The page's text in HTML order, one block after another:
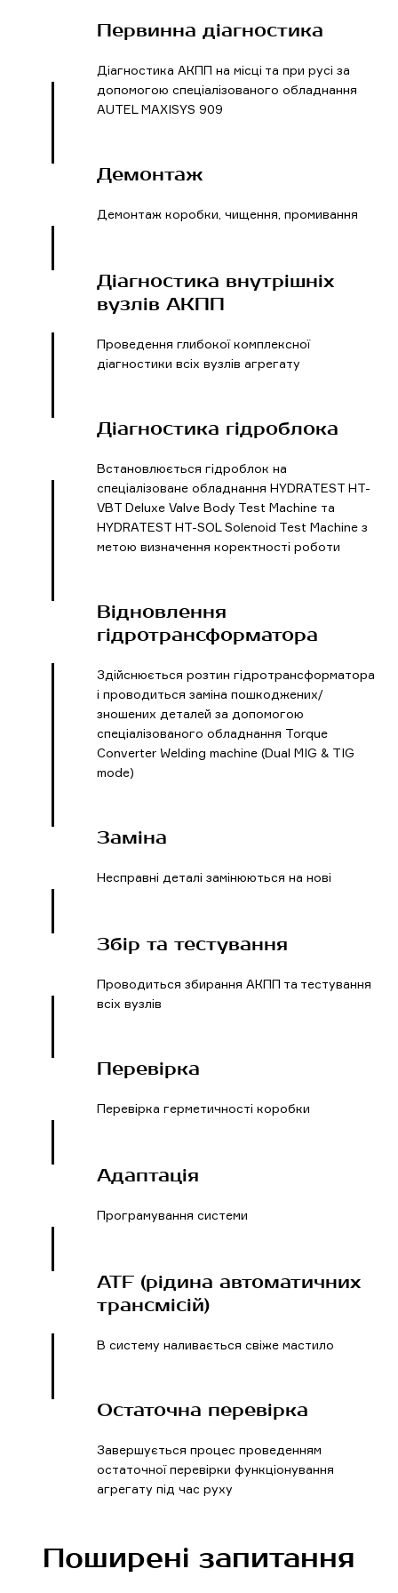
Первинна діагностика
Діагностика АКПП на місці та при русі за
допомогою спеціалізованого обладнання
AUTEL MAXISYS 909
Демонтаж
Демонтаж коробки, чищення, промивання
Діагностика внутрішніх
вузлів АКПП
Проведення глибокої комплексної
діагностики всіх вузлів агрегату
Діагностика гідроблока
Встановлюється гідроблок на
спеціалізоване обладнання HYDRATEST HT-
VBT Deluxe Valve Body Test Machine та
HYDRATEST HT-SOL Solenoid Test Machine з
метою визначення коректності роботи
Відновлення
гідротрансформатора
Здійснюється розтин гідротрансформатора
і проводиться заміна пошкоджених/
зношених деталей за допомогою
спеціалізованого обладнання Torque
Converter Welding machine (Dual MIG & TIG
mode)
Заміна
Несправні деталі замінюються на нові
Збір та тестування
Проводиться збирання АКПП та тестування
всіх вузлів
Перевірка
Перевірка герметичності коробки
Адаптація
Програмування системи
ATF (рідина автоматичних
трансмісій)
В систему наливається свіже мастило
Остаточна перевірка
Завершується процес проведенням
остаточної перевірки функціонування
агрегату під час руху
Поширені запитання